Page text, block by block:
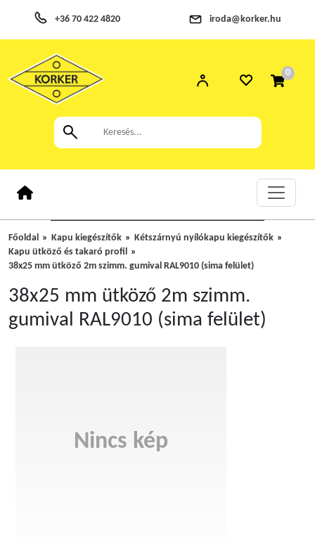
+36 70 422 4820 iroda@korker.hu
0
Főoldal Kapu kiegészítők
Kétszárnyú nyílókapu kiegészítők
Kapu ütköző és takaró profil
38x25 mm ütköző 2m szimm. gumival RAL9010 (sima felület)
38x25 mm ütköző 2m szimm.
gumival RAL9010 (sima felület)
Nincs kép